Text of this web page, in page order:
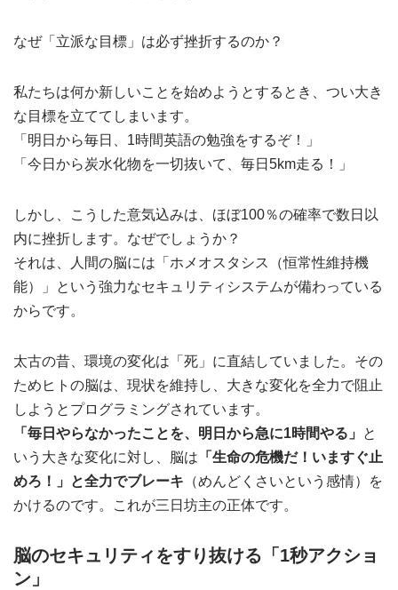
なぜ「立派な目標」は必ず挫折するのか？
私たちは何か新しいことを始めようとするとき、つい大き
な目標を立ててしまいます。
「明日から毎日、1時間英語の勉強をするぞ！」
「今日から炭水化物を一切抜いて、毎日5km走る！」
しかし、こうした意気込みは、ほぼ100％の確率で数日以
内に挫折します。なぜでしょうか？
それは、人間の脳には「ホメオスタシス（恒常性維持機
能）」という強力なセキュリティシステムが備わっている
からです。
太古の昔、環境の変化は「死」に直結していました。その
ためヒトの脳は、現状を維持し、大きな変化を全力で阻止
しようとプログラミングされています。
「毎日やらなかったことを、明日から急に1時間やる」 と
いう大きな変化に対し、脳は 「生命の危機だ！いますぐ止
めろ！」と全力でブレーキ （めんどくさいという感情）を
かけるのです。これが三日坊主の正体です。
脳のセキュリティをすり抜ける「1秒アクショ
ン」